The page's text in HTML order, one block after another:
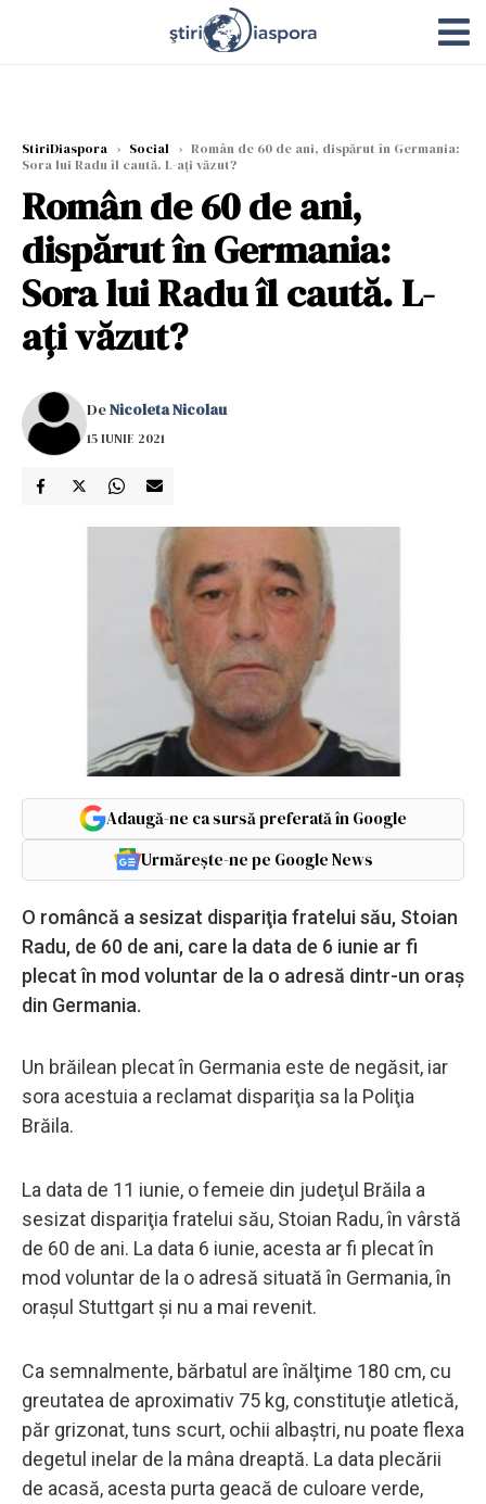
StiriDiaspora › Social › Român de 60 de ani, dispărut în Germania:
Sora lui Radu îl caută. L-ați văzut?
Român de 60 de ani,
dispărut în Germania:
Sora lui Radu îl caută. L-
ați văzut?
DeNicoleta Nicolau
15 IUNIE 2021
Adaugă-ne ca sursă preferată în Google
Urmărește-ne pe Google News
O româncă a sesizat dispariţia fratelui său, Stoian
Radu, de 60 de ani, care la data de 6 iunie ar fi
plecat în mod voluntar de la o adresă dintr-un oraş
din Germania.
Un brăilean plecat în Germania este de negăsit, iar
sora acestuia a reclamat dispariţia sa la Poliţia
Brăila.
La data de 11 iunie, o femeie din judeţul Brăila a
sesizat dispariţia fratelui său, Stoian Radu, în vârstă
de 60 de ani. La data 6 iunie, acesta ar fi plecat în
mod voluntar de la o adresă situată în Germania, în
oraşul Stuttgart şi nu a mai revenit.
Ca semnalmente, bărbatul are înălţime 180 cm, cu
greutatea de aproximativ 75 kg, constituţie atletică,
păr grizonat, tuns scurt, ochii albaştri, nu poate flexa
degetul inelar de la mâna dreaptă. La data plecării
de acasă, acesta purta geacă de culoare verde,